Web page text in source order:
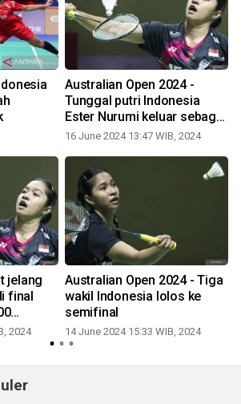
Australian Open 2024 -
Tunggal putri Indonesia
Ester Nurumi keluar sebagai
runner-up
16 June 2024 13:47 WIB, 2024
jelang
final
2024
Australian Open 2024 - Tiga
wakil Indonesia lolos ke
semifinal
14 June 2024 15:33 WIB, 2024